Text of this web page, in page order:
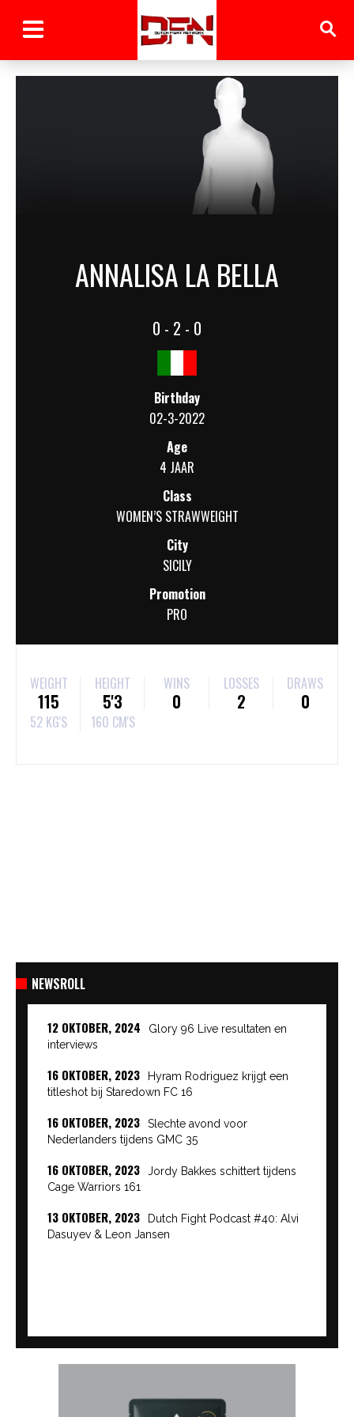
ANNALISA LA BELLA
0 - 2 - 0
Birthday
02-3-2022
Age
4 JAAR
Class
WOMEN’S STRAWWEIGHT
City
SICILY
Promotion
PRO
WEIGHT
115
52 KG'S
HEIGHT
5'3
160 CM'S
WINS
0
LOSSES
2
DRAWS
0
NEWSROLL
12 OKTOBER, 2024
Glory 96 Live resultaten en
interviews
16 OKTOBER, 2023
Hyram Rodriguez krijgt een
titleshot bij Staredown FC 16
16 OKTOBER, 2023
Slechte avond voor
Nederlanders tijdens GMC 35
16 OKTOBER, 2023
Jordy Bakkes schittert tijdens
Cage Warriors 161
13 OKTOBER, 2023
Dutch Fight Podcast #40: Alvi
Dasuyev & Leon Jansen